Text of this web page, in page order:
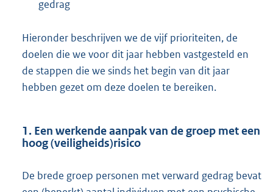
gedrag
Hieronder beschrijven we de vijf prioriteiten, de
doelen die we voor dit jaar hebben vastgesteld en
de stappen die we sinds het begin van dit jaar
hebben gezet om deze doelen te bereiken.
1. Een werkende aanpak van de groep met een
hoog (veiligheids)risico
De brede groep personen met verward gedrag bevat